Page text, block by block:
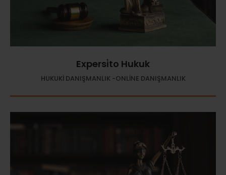
Expersi̇to Hukuk
HUKUKİ DANIŞMANLIK -ONLİNE DANIŞMANLIK